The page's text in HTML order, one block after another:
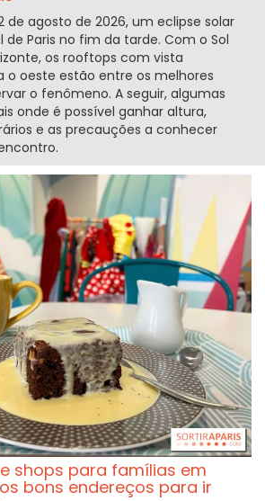
de agosto de 2026, um eclipse solar
de Paris no fim da tarde. Com o Sol
os rooftops com vista
o oeste estão entre os melhores
o fenômeno. A seguir, algumas
onde é possível ganhar altura,
e as precauções a conhecer
shops para famílias em
bons endereços para ir